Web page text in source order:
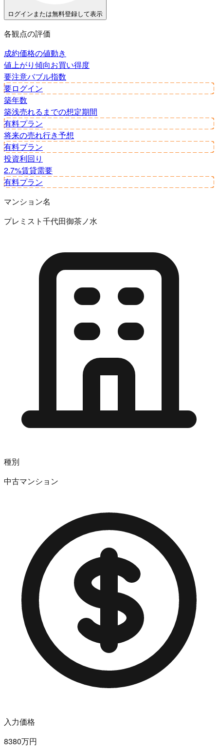
ログインまたは無料登録して表示
各観点の評価
成約価格の値動き
値上がり傾向お買い得度
要注意バブル指数
要ログイン
築年数
築浅売れるまでの想定期間
有料プラン
将来の売れ行き予想
有料プラン
投資利回り
2.7%賃貸需要
有料プラン
マンション名
プレミスト千代田御茶ノ水
種別
中古マンション
入力価格
8380万円